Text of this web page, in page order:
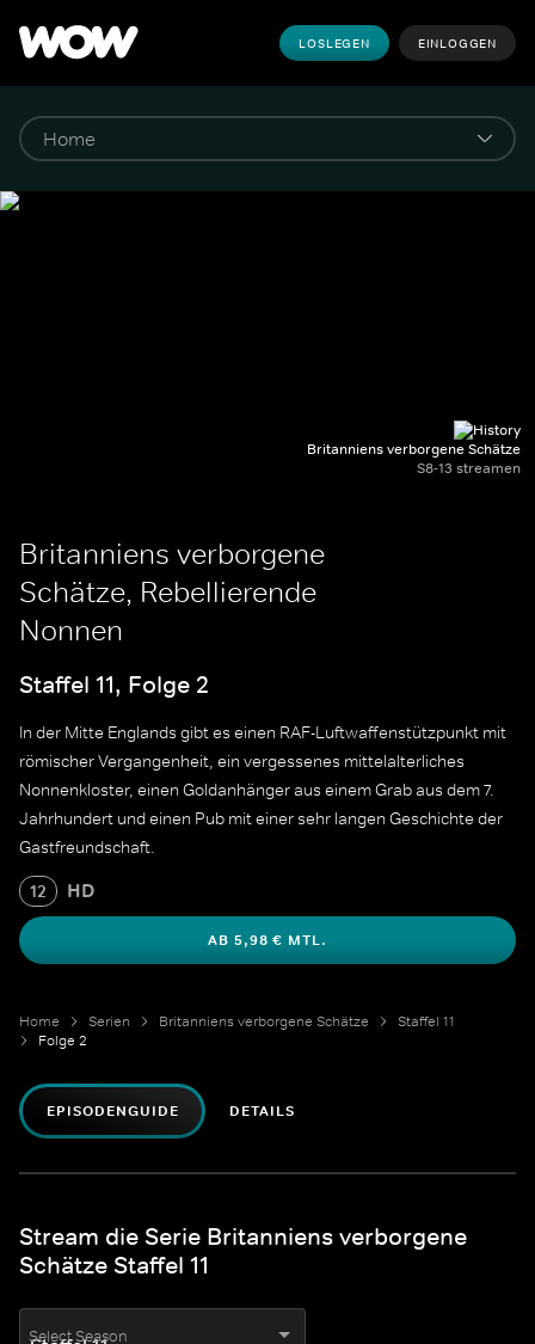
LOSLEGEN EINLOGGEN
Britanniens verborgene Schätze
S8-13 streamen
Britanniens verborgene
Schätze, Rebellierende
Nonnen
Staffel 11, Folge 2
In der Mitte Englands gibt es einen RAF-Luftwaffenstützpunkt mit
römischer Vergangenheit, ein vergessenes mittelalterliches
Nonnenkloster, einen Goldanhänger aus einem Grab aus dem 7.
Jahrhundert und einen Pub mit einer sehr langen Geschichte der
Gastfreundschaft.
12 HD
AB 5,98 € MTL.
Home Serien Britanniens verborgene Schätze
Staffel 11
Folge 2
EPISODENGUIDE DETAILS
Stream die Serie Britanniens verborgene
Schätze Staffel 11
Select Season